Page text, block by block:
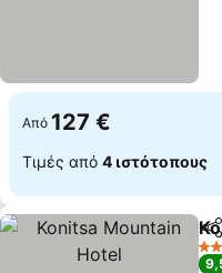
Από 127 €
Τιμές από 4 ιστότοπους
4